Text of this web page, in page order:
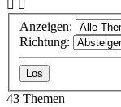
Anzeigen:
Richtung:
43 Themen